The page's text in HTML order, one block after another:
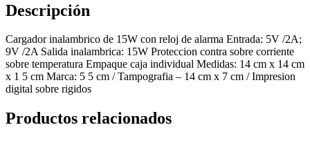
Descripción
Cargador inalambrico de 15W con reloj de alarma Entrada: 5V /2A;
9V /2A Salida inalambrica: 15W Proteccion contra sobre corriente
sobre temperatura Empaque caja individual Medidas: 14 cm x 14 cm
x 1 5 cm Marca: 5 5 cm / Tampografia – 14 cm x 7 cm / Impresion
digital sobre rigidos
Productos relacionados